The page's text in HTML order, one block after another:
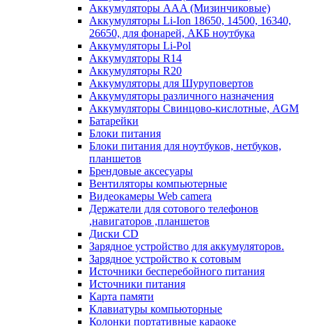
Аккумуляторы AAA (Мизинчиковые)
Аккумуляторы Li-Ion 18650, 14500, 16340,
26650, для фонарей, АКБ ноутбука
Аккумуляторы Li-Pol
Аккумуляторы R14
Аккумуляторы R20
Аккумуляторы для Шуруповертов
Аккумуляторы различного назначения
Аккумуляторы Свинцово-кислотные, AGM
Батарейки
Блоки питания
Блоки питания для ноутбуков, нетбуков,
планшетов
Брендовые аксесуары
Вентиляторы компьютерные
Видеокамеры Web camera
Держатели для сотового телефонов
,навигаторов ,планшетов
Диски CD
Зарядное устройство для аккумуляторов.
Зарядное устройство к сотовым
Источники бесперебойного питания
Источники питания
Карта памяти
Клавиатуры компьюторные
Колонки портативные караоке